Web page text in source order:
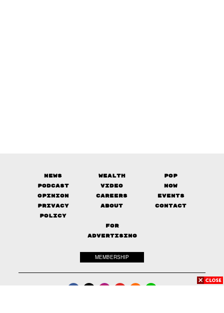
News Wealth
Pop
Podcast
Video
Now
Opinion
Careers
Events
Privacy
Policy
About Contact
FOR
ADVERTISING
MEMBERSHIP